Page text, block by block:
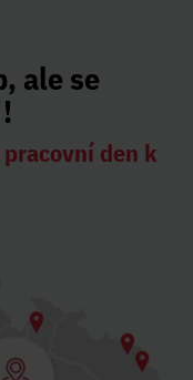
ale se
den k